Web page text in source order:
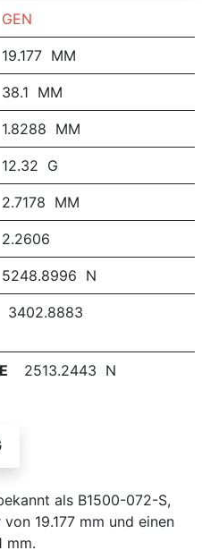
GEN
19.177 MM
38.1 MM
1.8288 MM
12.32 G
2.7178 MM
2.2606
5248.8996 N
3402.8883
2513.2443 N
als B1500-072-S,
19.177 mm und einen
mm.